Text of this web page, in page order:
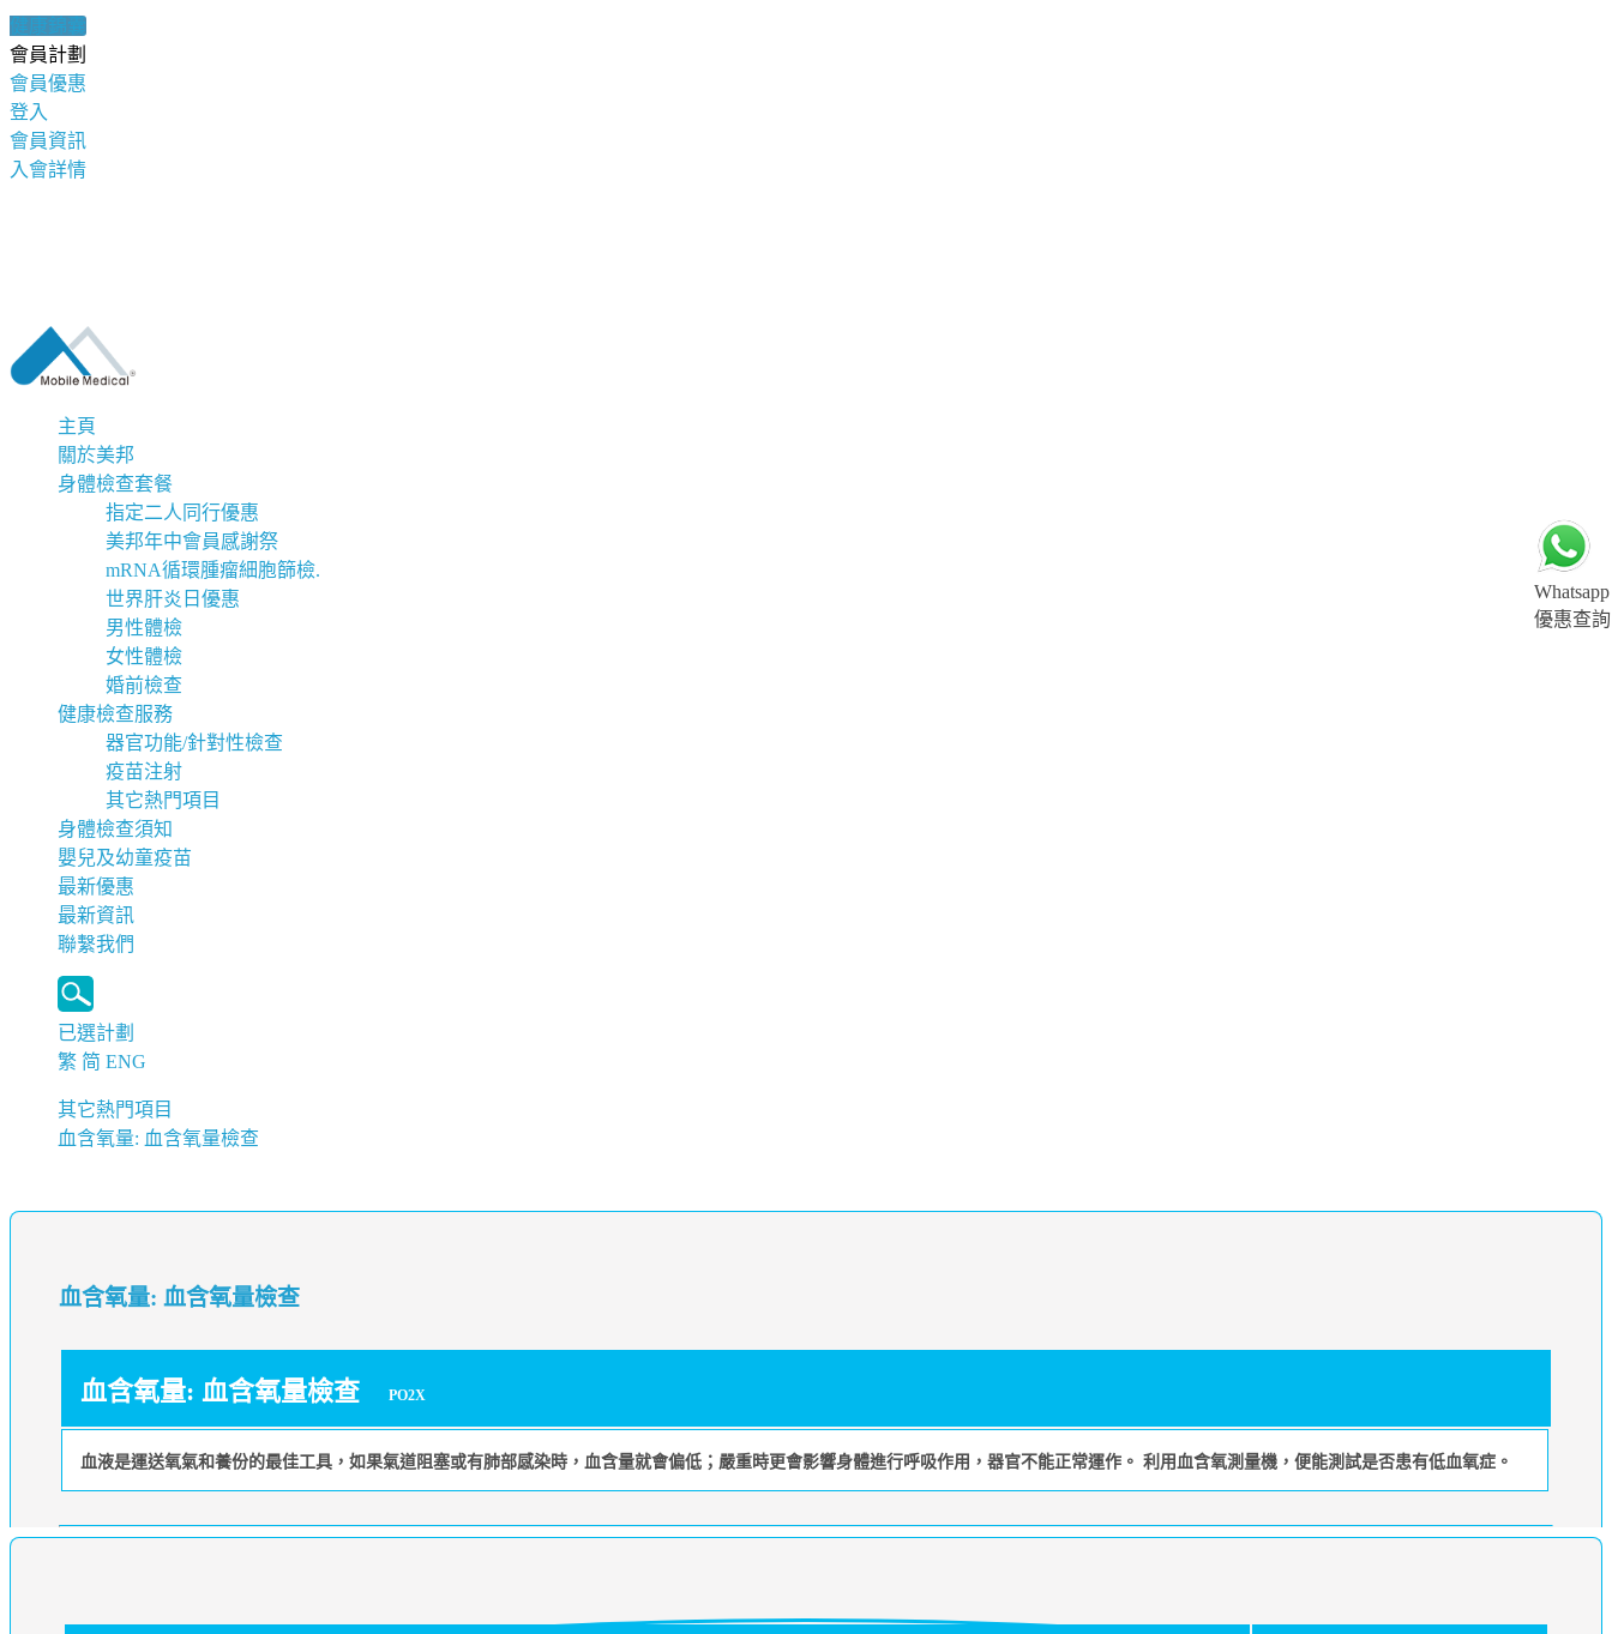
健康錦囊
會員計劃
會員優惠
登入
會員資訊
入會詳情
主頁
關於美邦
身體檢查套餐
指定二人同行優惠
美邦年中會員感謝祭
mRNA循環腫瘤細胞篩檢.
世界肝炎日優惠
男性體檢
女性體檢
婚前檢查
健康檢查服務
器官功能/針對性檢查
疫苗注射
其它熱門項目
身體檢查須知
嬰兒及幼童疫苗
最新優惠
最新資訊
聯繫我們
已選計劃
繁 简 ENG
Whatsapp
優惠查詢
其它熱門項目
血含氧量: 血含氧量檢查
血含氧量: 血含氧量檢查
血含氧量: 血含氧量檢查 PO2X
血液是運送氧氣和養份的最佳工具，如果氣道阻塞或有肺部感染時，血含量就會偏低；嚴重時更會影響身體進行呼吸作用，器官不能正常運作。 利用血含氧測量機，便能測試是否患有低血氧症。